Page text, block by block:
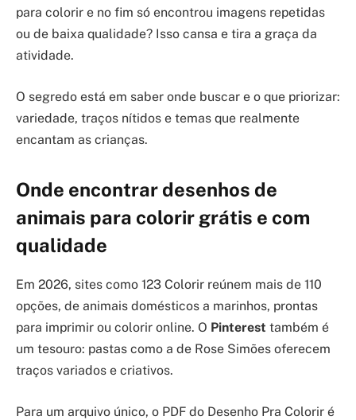
para colorir e no fim só encontrou imagens repetidas
ou de baixa qualidade? Isso cansa e tira a graça da
atividade.
O segredo está em saber onde buscar e o que priorizar:
variedade, traços nítidos e temas que realmente
encantam as crianças.
Onde encontrar desenhos de
animais para colorir grátis e com
qualidade
Em 2026, sites como 123 Colorir reúnem mais de 110
opções, de animais domésticos a marinhos, prontas
para imprimir ou colorir online. O Pinterest também é
um tesouro: pastas como a de Rose Simões oferecem
traços variados e criativos.
Para um arquivo único, o PDF do Desenho Pra Colorir é